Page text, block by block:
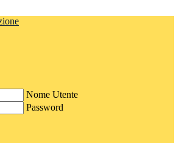
Nome Utente
Password